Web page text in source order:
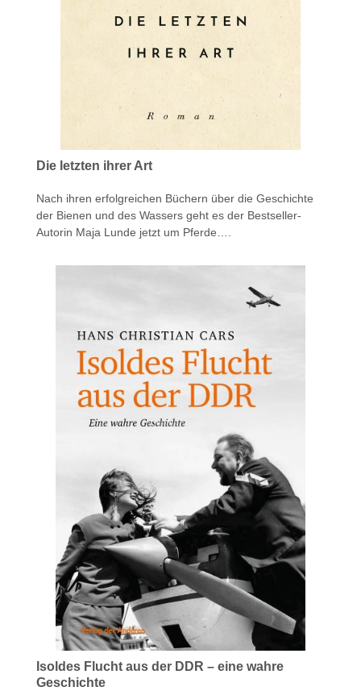
Die letzten ihrer Art
Nach ihren erfolgreichen Büchern über die Geschichte
der Bienen und des Wassers geht es der Bestseller-
Autorin Maja Lunde jetzt um Pferde….
Isoldes Flucht aus der DDR – eine wahre
Geschichte